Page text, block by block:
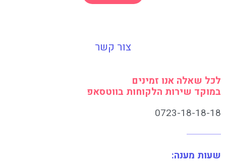
צור קשר
לכל שאלה אנו זמינים
במוקד שירות הלקוחות בווטסאפ
0723-18-18-18
שעות מענה: